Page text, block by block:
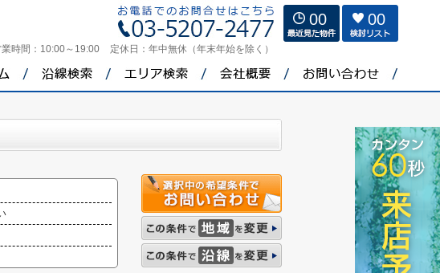
時間： 10:00～19:00 定休日： 年中無休（年末年始を除く）
00 00